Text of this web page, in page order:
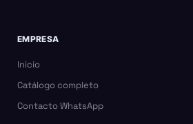
EMPRESA
Inicio
Catálogo completo
Contacto WhatsApp